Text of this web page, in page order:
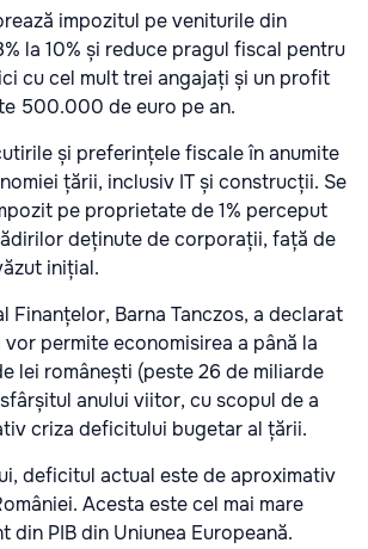
impozitul pe veniturile din
la 10% și reduce pragul fiscal pentru
cu cel mult trei angajați și un profit
500.000 de euro pe an.
și preferințele fiscale în anumite
țării, inclusiv IT și construcții. Se
pe proprietate de 1% perceput
deținute de corporații, față de
inițial.
Finanțelor, Barna Tanczos, a declarat
permite economisirea a până la
lei românești (peste 26 de miliarde
anului viitor, cu scopul de a
criza deficitului bugetar al țării.
deficitul actual este de aproximativ
Acesta este cel mai mare
PIB din Uniunea Europeană.